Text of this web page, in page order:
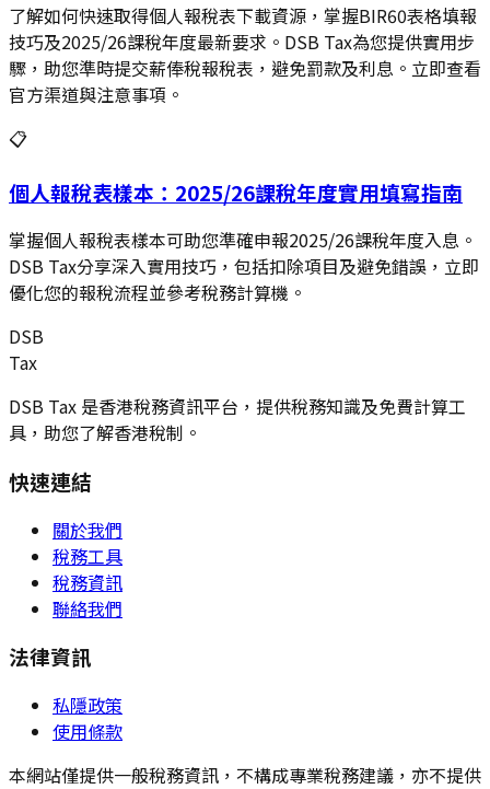
了解如何快速取得個人報稅表下載資源，掌握BIR60表格填報
技巧及2025/26課稅年度最新要求。DSB Tax為您提供實用步
驟，助您準時提交薪俸稅報稅表，避免罰款及利息。立即查看
官方渠道與注意事項。
📋
個人報稅表樣本：2025/26課稅年度實用填寫指南
掌握個人報稅表樣本可助您準確申報2025/26課稅年度入息。
DSB Tax分享深入實用技巧，包括扣除項目及避免錯誤，立即
優化您的報稅流程並參考稅務計算機。
DSB
Tax
DSB Tax 是香港稅務資訊平台，提供稅務知識及免費計算工
具，助您了解香港稅制。
快速連結
關於我們
稅務工具
稅務資訊
聯絡我們
法律資訊
私隱政策
使用條款
本網站僅提供一般稅務資訊，不構成專業稅務建議，亦不提供